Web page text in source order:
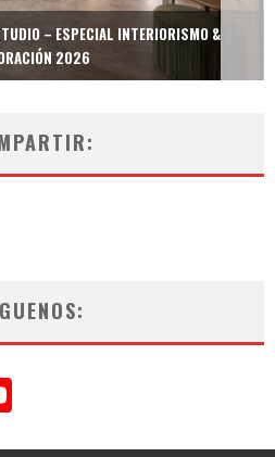
– ESPECIAL INTERIORISMO &
2026